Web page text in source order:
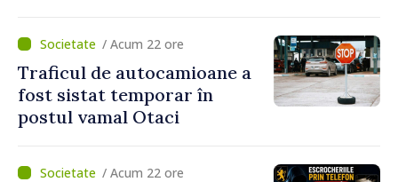
școli, după reorganizarea
instituțiilor/ Acum 22 ore
Traficul de autocamioane a
fost sistat temporar în
postul vamal Otaci
/ Acum 22 ore